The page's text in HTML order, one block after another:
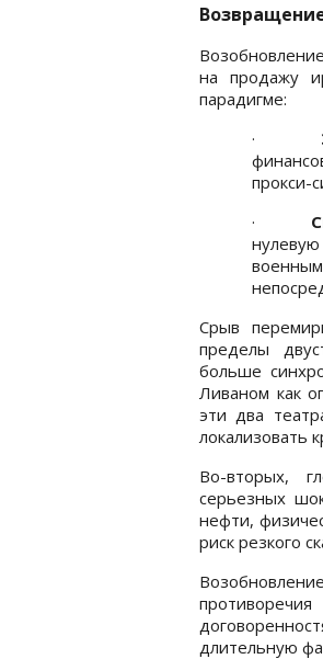
на продажу
парадигме:
·
прокси-
·
Срыв
пределы
больше
Ливаном как
эти два
локализовать
Во-вторых,
серьезных
нефти,
риск резкого
длительную